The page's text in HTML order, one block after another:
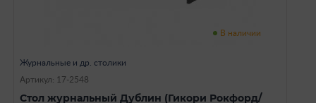
В наличии
Журнальные и др. столики
Артикул: 17-2548
Стол журнальный Дублин (Гикори Рокфорд/